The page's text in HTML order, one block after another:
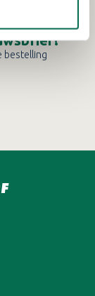
bestelling